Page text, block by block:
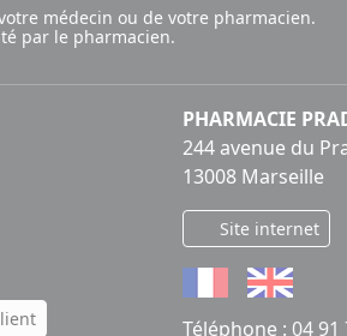
médecin ou de votre pharmacien.
par le pharmacien.
PHARMACIE
244 avenue du
13008 Marseille
Site internet
Téléphone : 04 91